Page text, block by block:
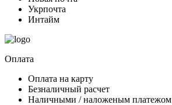
Укрпочта
Интайм
Оплата
Оплата на карту
Безналичный расчет
Наличными / наложеным платежом